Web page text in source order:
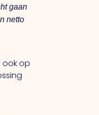
gaan
netto
ook op